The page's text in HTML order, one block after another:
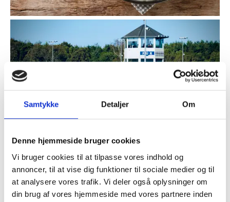
Samtykke Detaljer Om
Denne hjemmeside bruger cookies
Vi bruger cookies til at tilpasse vores indhold og
annoncer, til at vise dig funktioner til sociale medier og til
at analysere vores trafik. Vi deler også oplysninger om
din brug af vores hjemmeside med vores partnere inden
MANDAGSTRAV